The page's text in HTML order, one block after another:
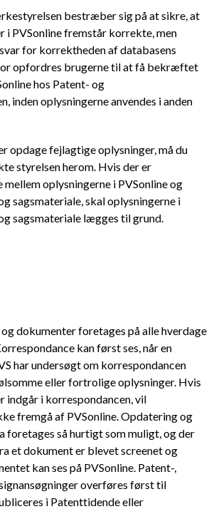
bestræber sig på at sikre, at
i PVSonline fremstår korrekte, men
for korrektheden af databasens
opfordres brugerne til at få bekræftet
hos Patent- og
inden oplysningerne anvendes i anden
opdage fejlagtige oplysninger, må du
styrelsen herom. Hvis der er
mellem oplysningerne i PVSonline og
sagsmateriale, skal oplysningerne i
sagsmateriale lægges til grund.
dokumenter foretages på alle hverdage
kan først ses, når en
har undersøgt om korrespondancen
eller fortrolige oplysninger. Hvis
indgår i korrespondancen, vil
fremgå af PVSonline. Opdatering og
foretages så hurtigt som muligt, og der
et dokument er blevet screenet og
kan ses på PVSonline. Patent-,
overføres først til
i Patenttidende eller